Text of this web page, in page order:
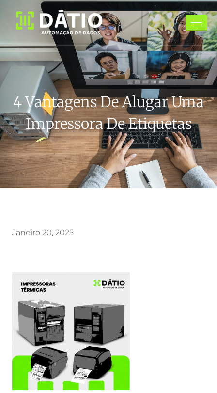
4 Vantagens De Alugar Uma
Impressora De Etiquetas
Janeiro 20, 2025